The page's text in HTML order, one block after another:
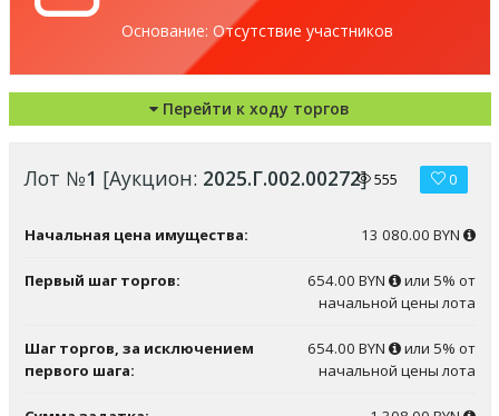
Основание: Отсутствие участников
Перейти к ходу торгов
Лот №1 [Аукцион: 2025.Г.002.00272] 555 0
Начальная цена имущества: 13 080.00 BYN
Первый шаг торгов: 654.00 BYN
или 5% от
начальной цены лота
Шаг торгов, за исключением
первого шага:
654.00 BYN
или 5% от
начальной цены лота